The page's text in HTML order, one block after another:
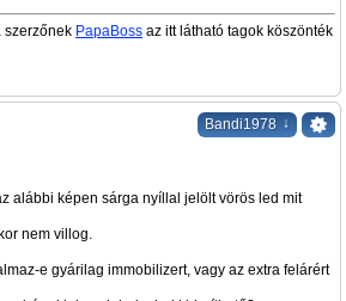
szerzőnek PapaBoss az itt látható tagok köszönték
Bandi1978 ↓
alábbi képen sárga nyíllal jelölt vörös led mit
nem villog.
e gyárilag immobilizert, vagy az extra felárért